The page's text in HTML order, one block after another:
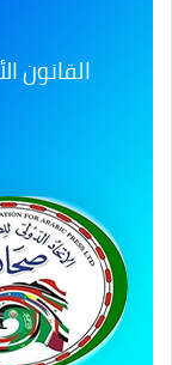
القانون